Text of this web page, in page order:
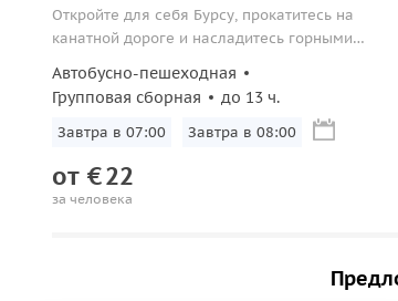
Откройте для себя Бурсу, прокатитесь на
канатной дороге и насладитесь горными
Автобусно-пешеходная
Групповая сборная
до 13 ч.
Завтра в 07:00 Завтра в 08:00
от €22
за человека